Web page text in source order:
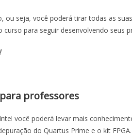
ou seja, você poderá tirar todas as
para seguir desenvolvendo seus
professores
você poderá levar mais
do Quartus Prime e o kit FPGA.